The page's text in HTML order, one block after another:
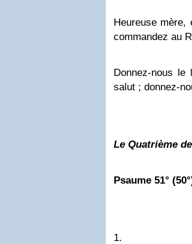
Heureuse
commandez au
Donnez-nous
salut ; donnez-
Le Quatrième
Psaume 51°
1.